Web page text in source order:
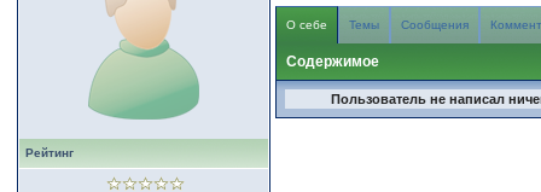
Рейтинг
О себе Темы Сообщения
Содержимое
Пользователь не написал